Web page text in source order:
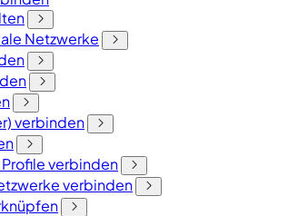
Netzwerke
verbinden
verbinden
verbinden